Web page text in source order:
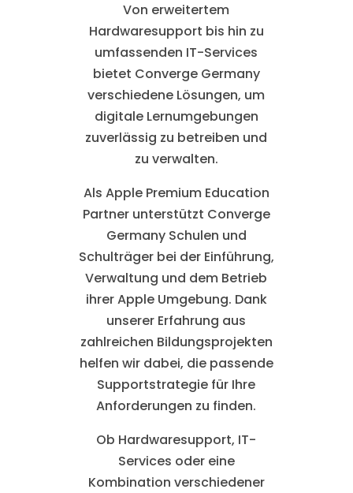
Von erweitertem
Hardwaresupport bis hin zu
umfassenden IT-Services
bietet Converge Germany
verschiedene Lösungen, um
digitale Lernumgebungen
zuverlässig zu betreiben und
zu verwalten.
Als Apple Premium Education
Partner unterstützt Converge
Germany Schulen und
Schulträger bei der Einführung,
Verwaltung und dem Betrieb
ihrer Apple Umgebung. Dank
unserer Erfahrung aus
zahlreichen Bildungsprojekten
helfen wir dabei, die passende
Supportstrategie für Ihre
Anforderungen zu finden.
Ob Hardwaresupport, IT-
Services oder eine
Kombination verschiedener